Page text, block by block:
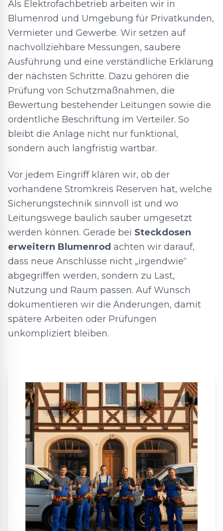
Als Elektrofachbetrieb arbeiten wir in
Blumenrod und Umgebung für Privatkunden,
Vermieter und Gewerbe. Wir setzen auf
nachvollziehbare Messungen, saubere
Ausführung und eine verständliche Erklärung
der nächsten Schritte. Dazu gehören die
Prüfung von Schutzmaßnahmen, die
Bewertung bestehender Leitungen sowie die
ordentliche Beschriftung im Verteiler. So
bleibt die Anlage nicht nur funktional,
sondern auch langfristig wartbar.
Vor jedem Eingriff klären wir, ob der
vorhandene Stromkreis Reserven hat, welche
Sicherungstechnik sinnvoll ist und wo
Leitungswege baulich sauber umgesetzt
werden können. Gerade bei Steckdosen
erweitern Blumenrod achten wir darauf,
dass neue Anschlüsse nicht „irgendwie“
abgegriffen werden, sondern zu Last,
Nutzung und Raum passen. Auf Wunsch
dokumentieren wir die Änderungen, damit
spätere Arbeiten oder Prüfungen
unkompliziert bleiben.